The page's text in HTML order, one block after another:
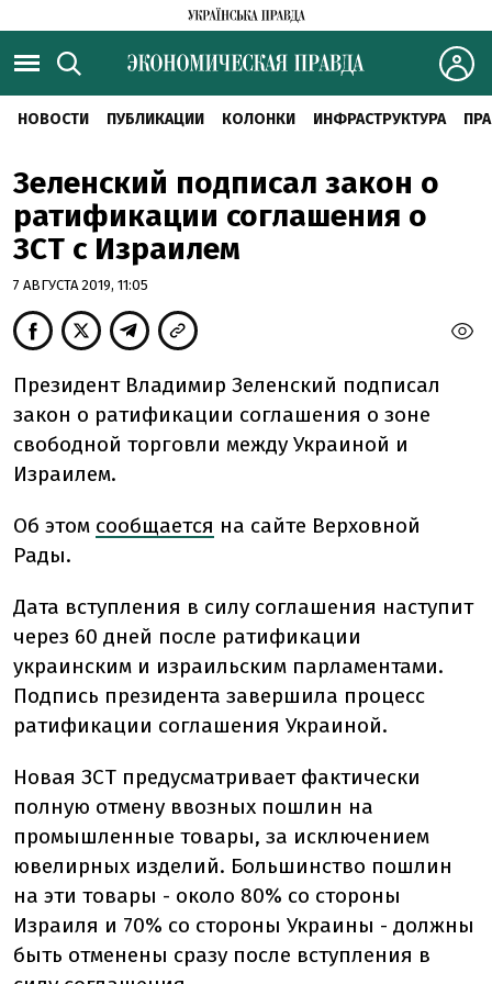
НОВОСТИ ПУБЛИКАЦИИ КОЛОНКИ ИНФРАСТРУКТУРА
Зеленский подписал закон о
ратификации соглашения о
ЗСТ с Израилем
7 АВГУСТА 2019, 11:05
Президент Владимир Зеленский подписал
закон о ратификации соглашения о зоне
свободной торговли между Украиной и
Израилем.
Об этом сообщается на сайте Верховной
Рады.
Дата вступления в силу соглашения наступит
через 60 дней после ратификации
украинским и израильским парламентами.
Подпись президента завершила процесс
ратификации соглашения Украиной.
Новая ЗСТ предусматривает фактически
полную отмену ввозных пошлин на
промышленные товары, за исключением
ювелирных изделий. Большинство пошлин
на эти товары - около 80% со стороны
Израиля и 70% со стороны Украины - должны
быть отменены сразу после вступления в